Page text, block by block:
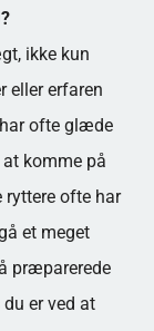
ikke kun
eller erfaren
har ofte glæde
komme på
ryttere ofte har
et meget
præparerede
er ved at